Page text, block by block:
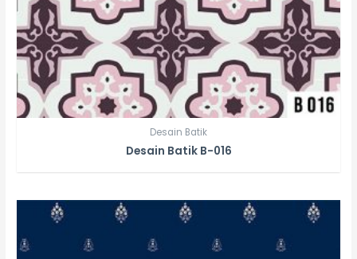
Desain Batik
Desain Batik B-016